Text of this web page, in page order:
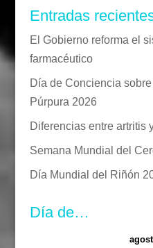
Entradas
El Gobierno reforma el
farmacéutico
Día de Conciencia
Púrpura 2026
Diferencias entre artritis
Semana Mundial del
Día Mundial del Riñón
Día de…